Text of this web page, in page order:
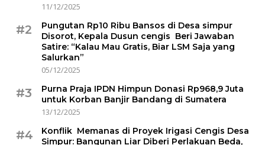
11/12/2025
#2
Pungutan Rp10 Ribu Bansos di Desa simpur
Disorot, Kepala Dusun cengis Beri Jawaban
Satire: “Kalau Mau Gratis, Biar LSM Saja yang
Salurkan”
05/12/2025
#3
Purna Praja IPDN Himpun Donasi Rp968,9 Juta
untuk Korban Banjir Bandang di Sumatera
13/12/2025
#4
Konflik Memanas di Proyek Irigasi Cengis Desa
Simpur: Bangunan Liar Diberi Perlakuan Beda,